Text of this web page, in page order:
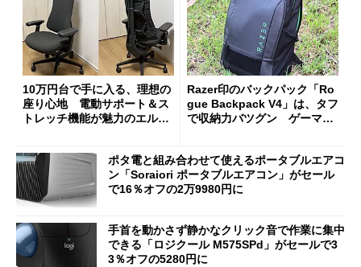
10万円台で手に入る、理想の
座り心地 電動サポート＆ス
トレッチ機能が魅力のエルゴ
Razer印のバックパック「Ro
gue Backpack V4」は、タフ
で収納力バツグン ゲーマー
ポタ電と組み合わせて使えるポータブルエアコ
ン「Soraiori ポータブルエアコン」がセール
で16％オフの2万9980円に
手首を動かさず静かなクリック音で作業に集中
できる「ロジクール M575SPd」がセールで3
3％オフの5280円に